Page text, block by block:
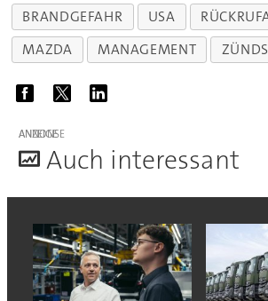
BRANDGEFAHR USA
MAZDA
MANAGEMENT
ANZEIGE
Auch interessant